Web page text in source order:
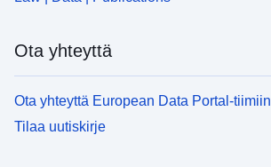
Ota yhteyttä
Ota yhteyttä European Data Portal-tiimiin
Tilaa uutiskirje